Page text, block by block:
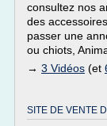
consultez nos
des
passer une
ou chiots,
→ 3 Vidéos (et
SITE DE VENTE